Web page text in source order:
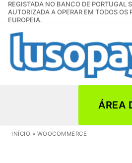
Saltar
para
conteúdo
REGISTADA NO BANCO DE PORTUGAL
AUTORIZADA A OPERAR EM TODOS OS
EUROPEIA.
ÁREA
INÍCIO » WOOCOMMERCE